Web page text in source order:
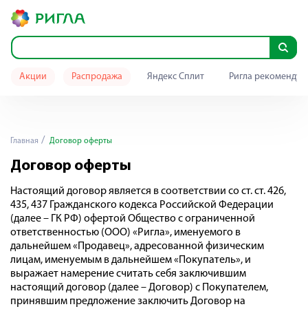
Акции Распродажа Яндекс Сплит Ригла
Главная Договор оферты
Договор оферты
Настоящий договор является в соответствии со ст. ст. 426,
435, 437 Гражданского кодекса Российской Федерации
(далее – ГК РФ) офертой Общество с ограниченной
ответственностью (ООО) «Ригла», именуемого в
дальнейшем «Продавец», адресованной физическим
лицам, именуемым в дальнейшем «Покупатель», и
выражает намерение считать себя заключившим
настоящий договор (далее – Договор) с Покупателем,
принявшим предложение заключить Договор на